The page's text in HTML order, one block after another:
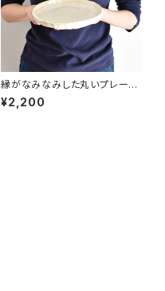
縁がなみなみした丸いプレート
中皿(白/光沢/点模様/白御影土)
¥2,200